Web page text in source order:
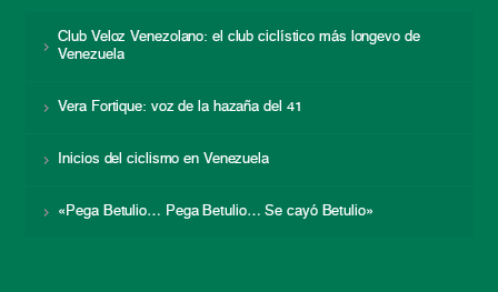
Club Veloz Venezolano: el club ciclístico más longevo de
Venezuela
Vera Fortique: voz de la hazaña del 41
Inicios del ciclismo en Venezuela
«Pega Betulio… Pega Betulio… Se cayó Betulio»